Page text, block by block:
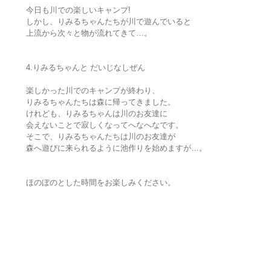
今日も川での楽しいキャンプ!
しかし、りみるちゃんたちが川で遊んでいると
上流から次々と物が流れてきて…。
4.りみるちゃんと だいじなしぜん
楽しかった川でのキャンプが終わり、
りみるちゃんたちは森に帰ってきました。
けれども、りみるちゃんは川のお友達に
会えないことで寂しくなってへなへなです。
そこで、りみるちゃんたちは川のお友達が
森へ遊びに来られるように池作りを始めますが…。
ほのぼのとした時間をお楽しみください。